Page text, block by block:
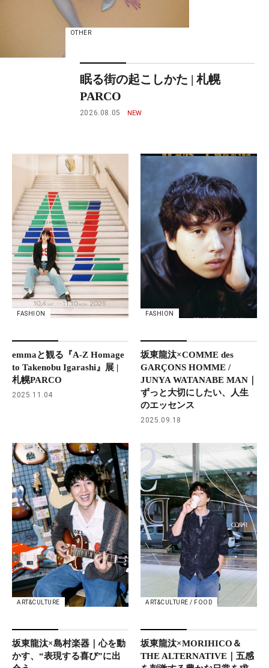
OTHER
眠る街の起こしかた | 札幌
PARCO
2026.08.05
FASHION
emmaと観る『A-Z Homage
to Takenobu Igarashi』展 |
札幌PARCO
2025.11.04
FASHION
坂東龍汰×COMME des
GARÇONS HOMME /
JUNYA WATANABE MAN｜
ずっと大切にしたい、人生
のエッセンス
2025.09.18
ART&CULTURE
坂東龍汰×島村楽器｜心を動
かす、“表現する喜び”に出
ART&CULTURE / FOOD
坂東龍汰×MORIHICO＆
THE ALTERNATIVE｜五感